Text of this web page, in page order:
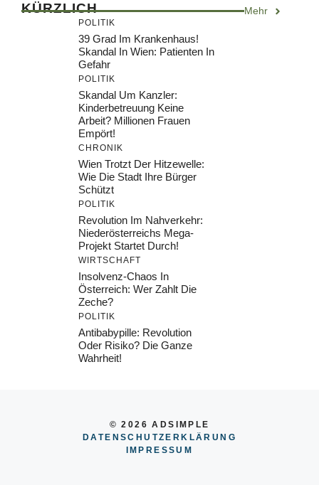
KÜRZLICH Mehr
POLITIK
39 Grad Im Krankenhaus!
Skandal In Wien: Patienten In
Gefahr
POLITIK
Skandal Um Kanzler:
Kinderbetreuung Keine
Arbeit? Millionen Frauen
Empört!
CHRONIK
Wien Trotzt Der Hitzewelle:
Wie Die Stadt Ihre Bürger
Schützt
POLITIK
Revolution Im Nahverkehr:
Niederösterreichs Mega-
Projekt Startet Durch!
WIRTSCHAFT
Insolvenz-Chaos In
Österreich: Wer Zahlt Die
Zeche?
POLITIK
Antibabypille: Revolution
Oder Risiko? Die Ganze
Wahrheit!
© 2026 ADSIMPLE
DATENSCHUTZERKLÄRUNG
IMPRESSU M